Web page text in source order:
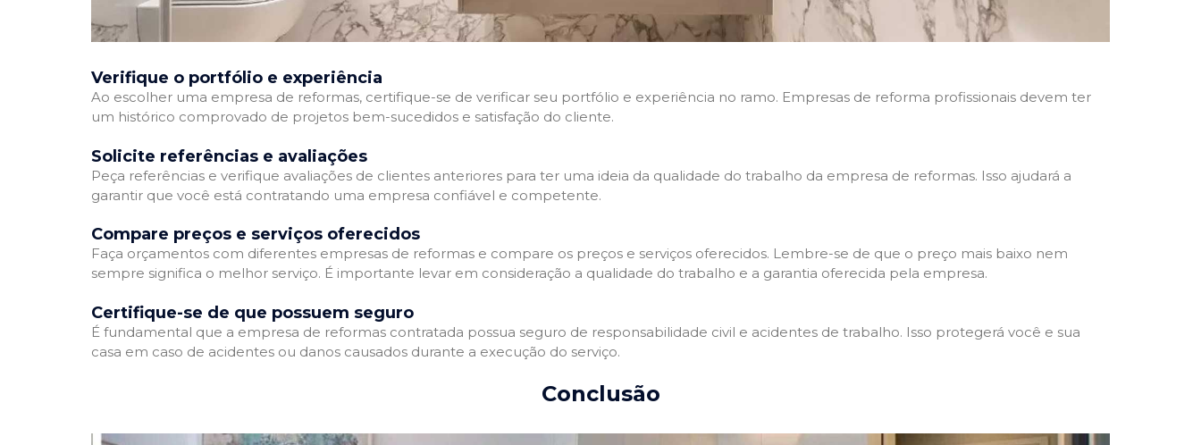
Verifique o portfólio e experiência
Ao escolher uma empresa de reformas, certifique-se de verificar seu portfólio e experiência no ramo. Empresas de reforma profissionais devem ter
um histórico comprovado de projetos bem-sucedidos e satisfação do cliente.
Solicite referências e avaliações
Peça referências e verifique avaliações de clientes anteriores para ter uma ideia da qualidade do trabalho da empresa de reformas. Isso ajudará a
garantir que você está contratando uma empresa confiável e competente.
Compare preços e serviços oferecidos
Faça orçamentos com diferentes empresas de reformas e compare os preços e serviços oferecidos. Lembre-se de que o preço mais baixo nem
sempre significa o melhor serviço. É importante levar em consideração a qualidade do trabalho e a garantia oferecida pela empresa.
Certifique-se de que possuem seguro
É fundamental que a empresa de reformas contratada possua seguro de responsabilidade civil e acidentes de trabalho. Isso protegerá você e sua
casa em caso de acidentes ou danos causados durante a execução do serviço.
Conclusão